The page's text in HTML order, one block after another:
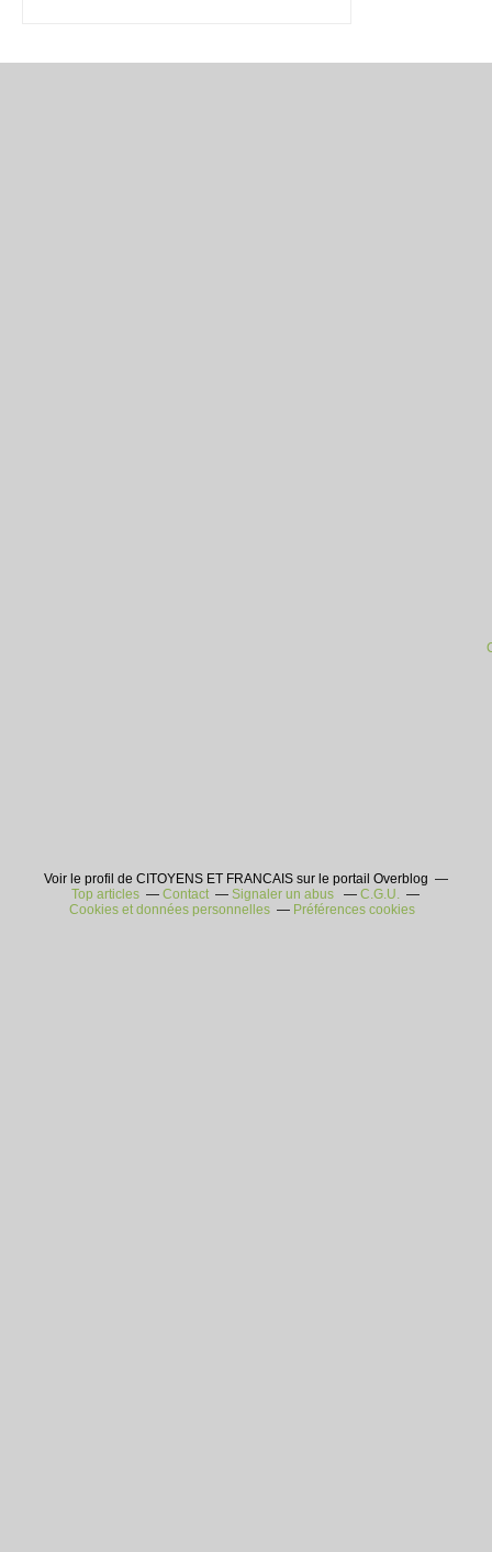
Voir le profil de CITOYENS ET FRANCAIS sur le portail Overblog
Top articles
Contact Signaler un abus
C.G.U.
Cookies et données personnelles
Préférences cookies